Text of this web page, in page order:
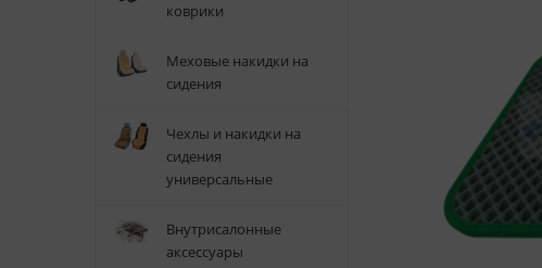
коврики
Меховые накидки на
сидения
Чехлы и накидки на
сидения
универсальные
Внутрисалонные
аксессуары